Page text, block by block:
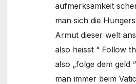
aufmerksamkeit
man sich die
Armut dieser welt
also heisst “ Follow
also „folge dem geld
man immer beim